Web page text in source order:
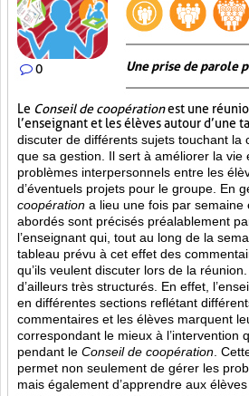
0 Une prise de parole
Le Conseil de coopérationest une
l’enseignant et les élèves autour d’une
discuter de différents sujets touchant la
que sa gestion. Il sert à améliorer la vie
problèmes interpersonnels entre les
d’éventuels projets pour le groupe. En
coopération a lieu une fois par semaine
abordés sont précisés préalablement
l’enseignant qui, tout au long de la
tableau prévu à cet effet des
qu’ils veulent discuter lors de la
d’ailleurs très structurés. En effet,
en différentes sections reflétant
commentaires et les élèves marquent
correspondant le mieux à l’intervention
pendant le Conseil de coopération .
permet non seulement de gérer les
mais également d’apprendre aux